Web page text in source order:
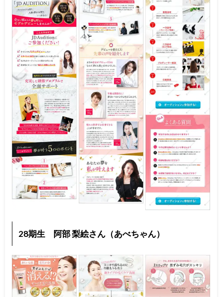
28期生 阿部 梨絵さん（あべちゃん）